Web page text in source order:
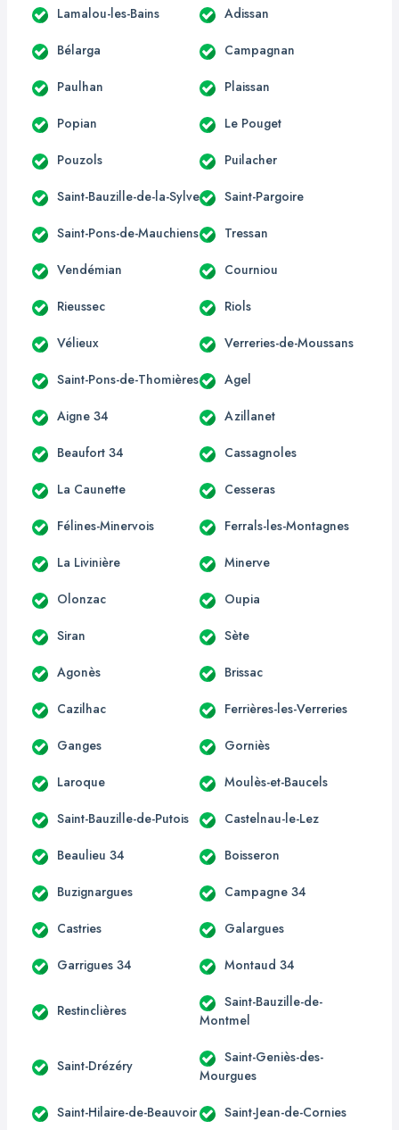
Lamalou-les-Bains Adissan
Bélarga Campagnan
Paulhan Plaissan
Popian Le Pouget
Pouzols Puilacher
Saint-Bauzille-de-la-Sylve Saint-Pargoire
Saint-Pons-de-Mauchiens Tressan
Vendémian Courniou
Rieussec Riols
Vélieux Verreries-de-Moussans
Saint-Pons-de-Thomières Agel
Aigne 34 Azillanet
Beaufort 34 Cassagnoles
La Caunette Cesseras
Félines-Minervois Ferrals-les-Montagnes
La Livinière Minerve
Olonzac Oupia
Siran Sète
Agonès Brissac
Cazilhac Ferrières-les-Verreries
Ganges Gorniès
Laroque Moulès-et-Baucels
Saint-Bauzille-de-Putois Castelnau-le-Lez
Beaulieu 34 Boisseron
Buzignargues Campagne 34
Castries Galargues
Garrigues 34 Montaud 34
Restinclières
Saint-Bauzille-de-
Montmel
Saint-Drézéry
Saint-Geniès-des-
Mourgues
Saint-Hilaire-de-Beauvoir Saint-Jean-de-Cornies